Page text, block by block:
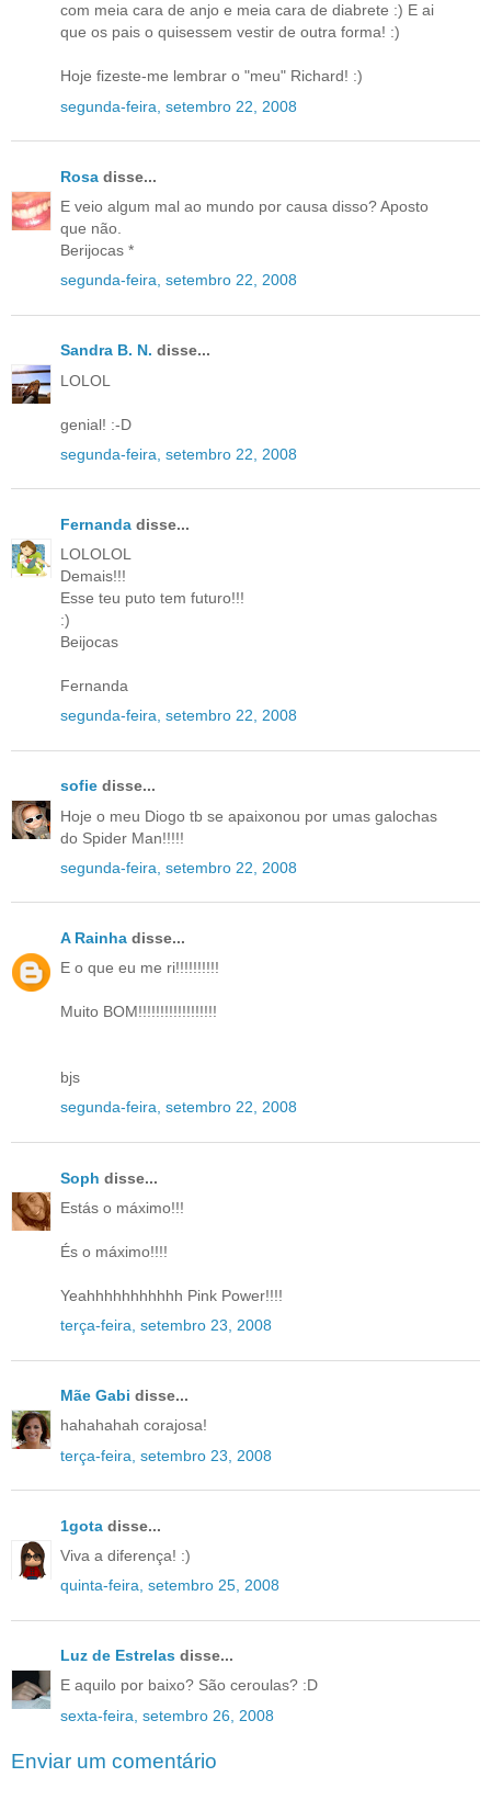
com meia cara de anjo e meia cara de diabrete :) E ai
que os pais o quisessem vestir de outra forma! :)
Hoje fizeste-me lembrar o "meu" Richard! :)
segunda-feira, setembro 22, 2008
Rosa disse...
E veio algum mal ao mundo por causa disso? Aposto
que não.
Berijocas *
segunda-feira, setembro 22, 2008
Sandra B. N. disse...
LOLOL
genial! :-D
segunda-feira, setembro 22, 2008
Fernanda disse...
LOLOLOL
Demais!!!
Esse teu puto tem futuro!!!
:)
Beijocas
Fernanda
segunda-feira, setembro 22, 2008
sofie disse...
Hoje o meu Diogo tb se apaixonou por umas galochas
do Spider Man!!!!!
segunda-feira, setembro 22, 2008
A Rainha disse...
E o que eu me ri!!!!!!!!!!
Muito BOM!!!!!!!!!!!!!!!!!!
bjs
segunda-feira, setembro 22, 2008
Soph disse...
Estás o máximo!!!
És o máximo!!!!
Yeahhhhhhhhhhh Pink Power!!!!
terça-feira, setembro 23, 2008
Mãe Gabi disse...
hahahahah corajosa!
terça-feira, setembro 23, 2008
1gota disse...
Viva a diferença! :)
quinta-feira, setembro 25, 2008
Luz de Estrelas disse...
E aquilo por baixo? São ceroulas? :D
sexta-feira, setembro 26, 2008
Enviar um comentário